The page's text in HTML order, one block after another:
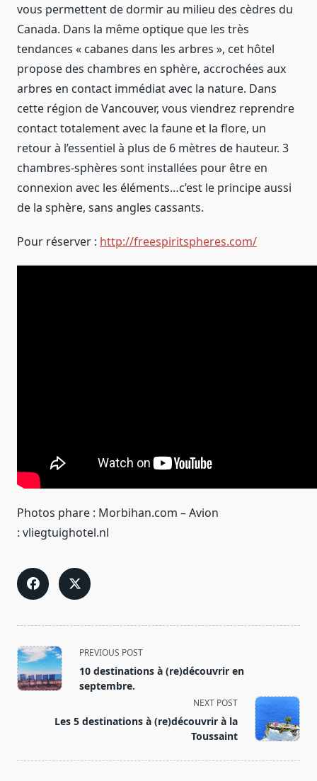
vous permettent de dormir au milieu des cèdres du
Canada. Dans la même optique que les très
tendances « cabanes dans les arbres », cet hôtel
propose des chambres en sphère, accrochées aux
arbres en contact immédiat avec la nature. Dans
cette région de Vancouver, vous viendrez reprendre
contact totalement avec la faune et la flore, un
retour à l’essentiel à plus de 6 mètres de hauteur. 3
chambres-sphères sont installées pour être en
connexion avec les éléments…c’est le principe aussi
de la sphère, sans angles cassants.
Pour réserver : http://freespiritspheres.com/
Photos phare : Morbihan.com – Avion
: vliegtuighotel.nl
<span
class="nav-
subtitle
reader-
PREVIOUS POST
10 destinations à (re)découvrir en
septembre.
NEXT POST
Les 5 destinations à (re)découvrir à la
Toussaint